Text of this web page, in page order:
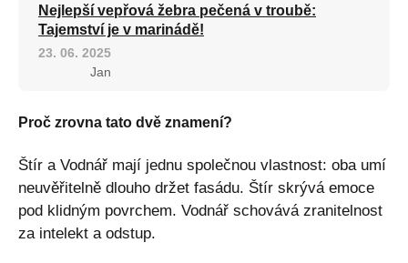
Nejlepší vepřová žebra pečená v troubě:
Tajemství je v marinádě!
23. 06. 2025
Jan
Proč zrovna tato dvě znamení?
Štír a Vodnář mají jednu společnou vlastnost: oba umí
neuvěřitelně dlouho držet fasádu. Štír skrývá emoce
pod klidným povrchem. Vodnář schovává zranitelnost
za intelekt a odstup.